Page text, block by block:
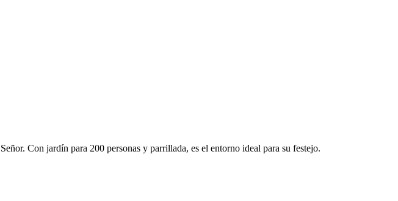
Con jardín para 200 personas y parrillada, es el entorno ideal para su festejo.